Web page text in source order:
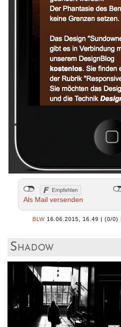
Als Mail versenden
BLW 16.06.2015, 16.49 (0/0)
Shadow